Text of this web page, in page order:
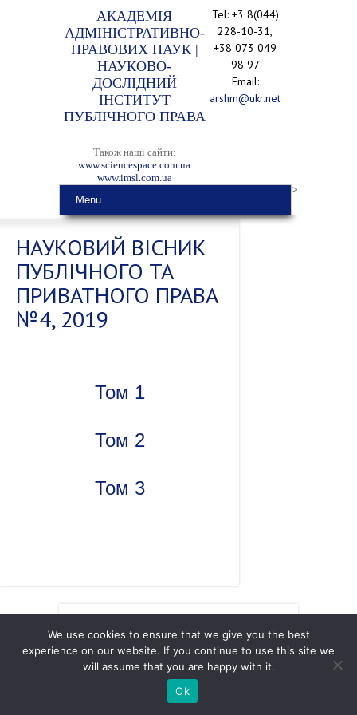
АКАДЕМІЯ
АДМІНІСТРАТИВНО-
ПРАВОВИХ НАУК |
НАУКОВО-
ДОСЛІДНИЙ
ІНСТИТУТ
ПУБЛІЧНОГО ПРАВА
Також наші сайти:
www.sciencespace.com.ua
www.imsl.com.ua
Tel: +3 8(044)
228-10-31,
+38 073 049
98 97
Email:
arshm@ukr.net
Menu...
>
НАУКОВИЙ ВІСНИК
ПУБЛІЧНОГО ТА
ПРИВАТНОГО ПРАВА
№4, 2019
Том 1
Том 2
Том 3
Академія адміністративно-правових наук |
Науково-дослідний інститут публічного права
We use cookies to ensure that we give you the best
experience on our website. If you continue to use this site we
will assume that you are happy with it.
Ok